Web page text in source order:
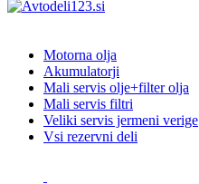
Motorna olja
Akumulatorji
Mali servis olje+filter olja
Mali servis filtri
Veliki servis jermeni verige
Vsi rezervni deli